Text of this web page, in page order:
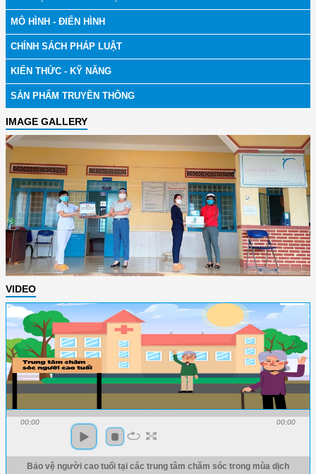
MÔ HÌNH - ĐIỂN HÌNH
CHÍNH SÁCH PHÁP LUẬT
KIẾN THỨC - KỸ NĂNG
SẢN PHẨM TRUYỀN THÔNG
IMAGE GALLERY
VIDEO
00:00 00:00
Bảo vệ người cao tuổi tại các trung tâm chăm sóc trong mùa dịch